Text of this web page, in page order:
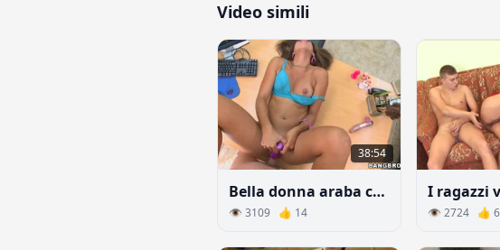
Video simili
38:54
Bella donna araba che fa sesso al colloquio di lavoro
👁 3109 👍 14 👁 2724 👍 6